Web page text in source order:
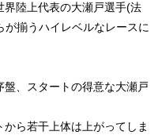
陸上代表の大瀬戸選手(法
揃うハイレベルなレースに
、スタートの得意な大瀬戸
ら若干上体は上がってしま